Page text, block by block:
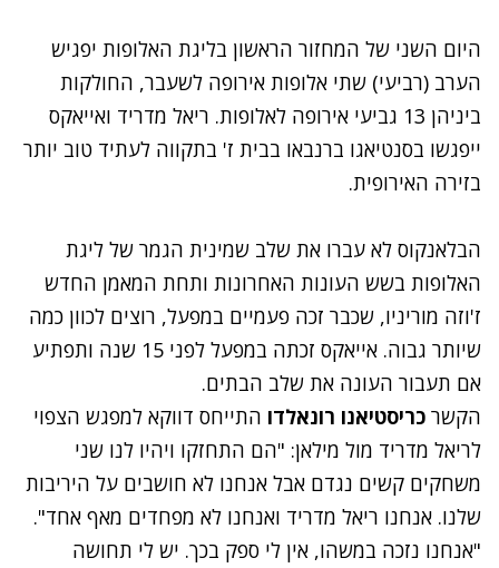
היום השני של המחזור הראשון בליגת האלופות יפגיש
הערב (רביעי) שתי אלופות אירופה לשעבר, החולקות
ביניהן 13 גביעי אירופה לאלופות. ריאל מדריד ואייאקס
ייפגשו בסנטיאגו ברנבאו בבית ז' בתקווה לעתיד טוב יותר
בזירה האירופית.
הבלאנקוס לא עברו את שלב שמינית הגמר של ליגת
האלופות בשש העונות האחרונות ותחת המאמן החדש
ז'וזה מוריניו, שכבר זכה פעמיים במפעל, רוצים לכוון כמה
שיותר גבוה. אייאקס זכתה במפעל לפני 15 שנה ותפתיע
אם תעבור העונה את שלב הבתים.
הקשר כריסטיאנו רונאלדו התייחס דווקא למפגש הצפוי
לריאל מדריד מול מילאן: "הם התחזקו ויהיו לנו שני
משחקים קשים נגדם אבל אנחנו לא חושבים על היריבות
שלנו. אנחנו ריאל מדריד ואנחנו לא מפחדים מאף אחד".
"אנחנו נזכה במשהו, אין לי ספק בכך. יש לי תחושה